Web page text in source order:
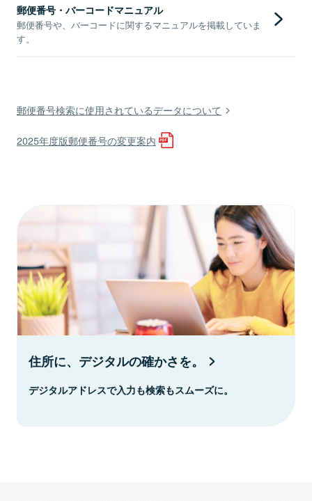
郵便番号・バーコードマニュアル
郵便番号や、バーコードに関するマニュアルを掲載していま
す。
郵便番号検索に使用されているデータについて
2025年度版郵便番号の変更案内
住所に、デジタルの確かさを。
デジタルアドレスで入力も検索もスムーズに。